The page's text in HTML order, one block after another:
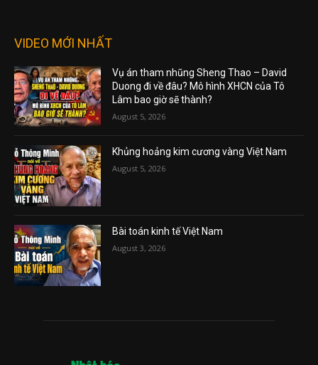
VIDEO MỚI NHẤT
Vụ án tham nhũng Sheng Thao – David
Duong đi về đâu? Mô hình XHCN của Tô
Lâm bao giờ sẽ thành?
August 5, 2026
Khủng hoảng kim cương vàng Việt Nam
August 5, 2026
Bài toán kinh tế Việt Nam
August 3, 2026